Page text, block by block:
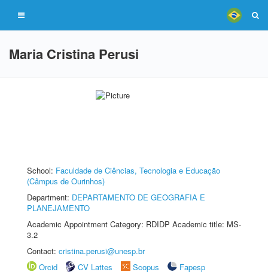
Maria Cristina Perusi
School: Faculdade de Ciências, Tecnologia e Educação
(Câmpus de Ourinhos)
Department: DEPARTAMENTO DE GEOGRAFIA E
PLANEJAMENTO
Academic Appointment Category: RDIDP Academic title: MS-
3.2
Contact: cristina.perusi@unesp.br
Orcid
CV Lattes Scopus
Fapesp